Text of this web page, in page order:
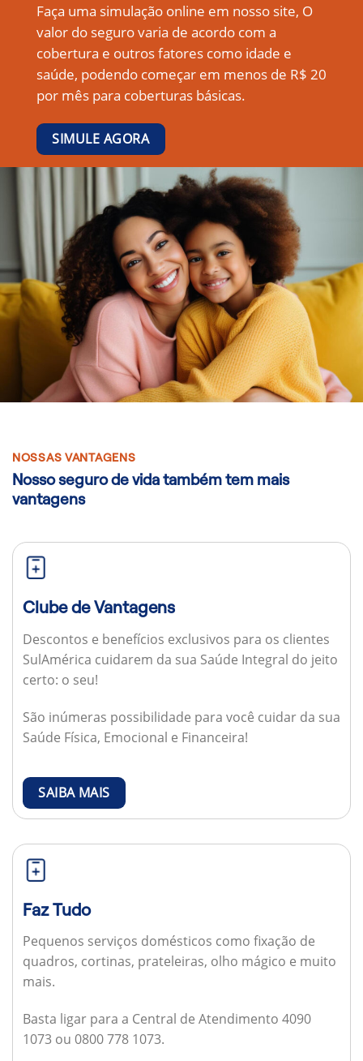
Faça uma simulação online em nosso site, O
valor do seguro varia de acordo com a
cobertura e outros fatores como idade e
saúde, podendo começar em menos de R$ 20
por mês para coberturas básicas.
SIMULE AGORA
NOSSAS VANTAGENS
Nosso seguro de vida também tem mais
vantagens
Clube de Vantagens
Descontos e benefícios exclusivos para os clientes
SulAmérica cuidarem da sua Saúde Integral do jeito
certo: o seu!
São inúmeras possibilidade para você cuidar da sua
Saúde Física, Emocional e Financeira!
SAIBA MAIS
Faz Tudo
Pequenos serviços domésticos como fixação de
quadros, cortinas, prateleiras, olho mágico e muito
mais.
Basta ligar para a Central de Atendimento 4090
1073 ou 0800 778 1073.